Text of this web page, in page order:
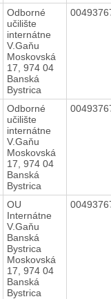
Odborné
učilište
internátne
V.Gaňu
Moskovská
17, 974 04
Banská
Bystrica
Odborné
učilište
internátne
V.Gaňu
Moskovská
17, 974 04
Banská
Bystrica
OU
Internátne
V.Gaňu
Banská
Bystrica
Moskovská
17, 974 04
Banská
Bystrica